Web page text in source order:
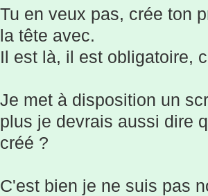
Tu en veux pas, crée ton
la tête avec.
Il est là, il est obligatoire,
Je met à disposition un
plus je devrais aussi dire
créé ?
C'est bien je ne suis pas